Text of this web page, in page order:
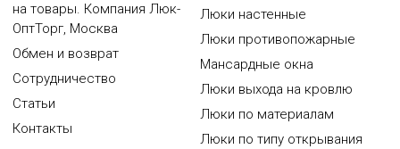
на товары. Компания Люк-
ОптТорг, Москва
Обмен и возврат
Сотрудничество
Статьи
Контакты
Люки настенные
Люки противопожарные
Мансардные окна
Люки выхода на кровлю
Люки по материалам
Люки по типу открывания